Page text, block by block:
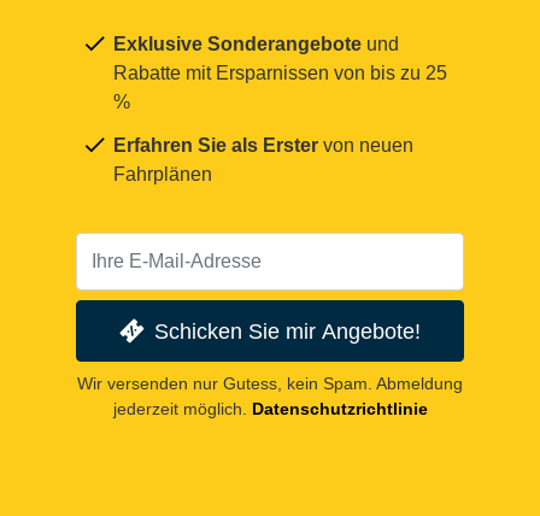
Exklusive Sonderangebote und
Rabatte mit Ersparnissen von bis zu 25
%
Erfahren Sie als Erster von neuen
Fahrplänen
Schicken Sie mir Angebote!
Wir versenden nur Gutess, kein Spam. Abmeldung
jederzeit möglich.
Datenschutzrichtlinie